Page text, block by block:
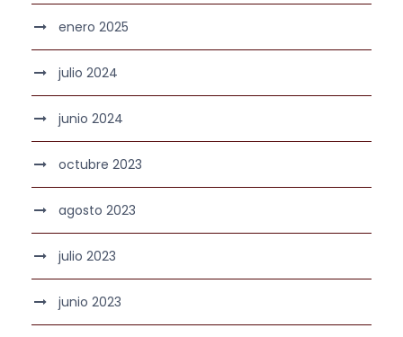
enero 2025
julio 2024
junio 2024
octubre 2023
agosto 2023
julio 2023
junio 2023